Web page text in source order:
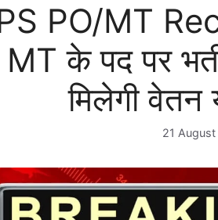
PO/MT
के पद पर
मिलेगी
21